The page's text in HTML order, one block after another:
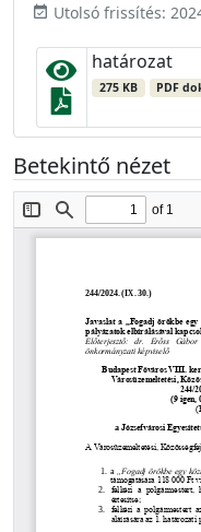
event_available Utolsó frissítés:
határozat
275 KB PDF
Betekintő nézet